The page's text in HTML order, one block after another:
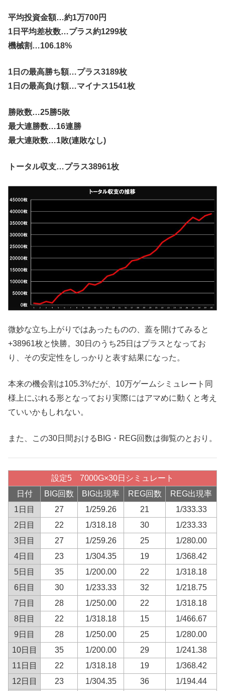
平均投資金額…約1万700円
1日平均差枚数…プラス約1299枚
機械割…106.18%
1日の最高勝ち額…プラス3189枚
1日の最高負け額…マイナス1541枚
勝敗数…25勝5敗
最大連勝数…16連勝
最大連敗数…1敗(連敗なし)
トータル収支…プラス38961枚
微妙な立ち上がりではあったものの、蓋を開けてみると
+38961枚と快勝。30日のうち25日はプラスとなってお
り、その安定性をしっかりと表す結果になった。
本来の機会割は105.3%だが、10万ゲームシミュレート同
様上にぶれる形となっており実際にはアマめに動くと考え
ていいかもしれない。
また、この30日間おけるBIG・REG回数は御覧のとおり。
設定5 7000G×30日シミュレート
日付
BIG回数 BIG出現率 REG回数
REG出現率
1日目
27 1/259.26 21
1/333.33
2日目
22 1/318.18 30
1/233.33
3日目
27 1/259.26 25
1/280.00
4日目
23 1/304.35 19
1/368.42
5日目
35 1/200.00 22
1/318.18
6日目
30 1/233.33 32
1/218.75
7日目
28 1/250.00 22
1/318.18
8日目
22 1/318.18 15
1/466.67
9日目
28 1/250.00 25
1/280.00
10日目
35 1/200.00 29
1/241.38
11日目
22 1/318.18 19
1/368.42
12日目
23 1/304.35 36
1/194.44